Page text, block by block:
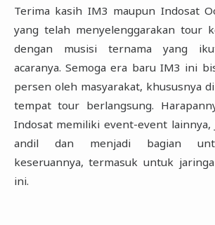
Terima kasih IM3 maupun Indosat
yang telah menyelenggarakan tour
dengan musisi ternama yang
acaranya. Semoga era baru IM3 ini
persen oleh masyarakat, khususnya
tempat tour berlangsung.
Indosat memiliki event-event lainnya,
andil dan menjadi ‎bagian
keseruannya, termasuk untuk
ini.‎